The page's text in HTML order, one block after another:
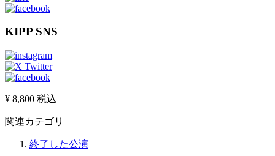
KIPP SNS
¥ 8,800 税込
関連カテゴリ
終了した公演